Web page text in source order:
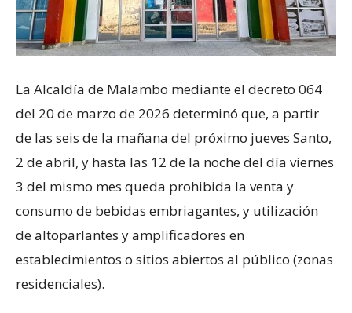
La Alcaldía de Malambo mediante el decreto 064
del 20 de marzo de 2026 determinó que, a partir
de las seis de la mañana del próximo jueves Santo,
2 de abril, y hasta las 12 de la noche del día viernes
3 del mismo mes queda prohibida la venta y
consumo de bebidas embriagantes, y utilización
de altoparlantes y amplificadores en
establecimientos o sitios abiertos al público (zonas
residenciales).